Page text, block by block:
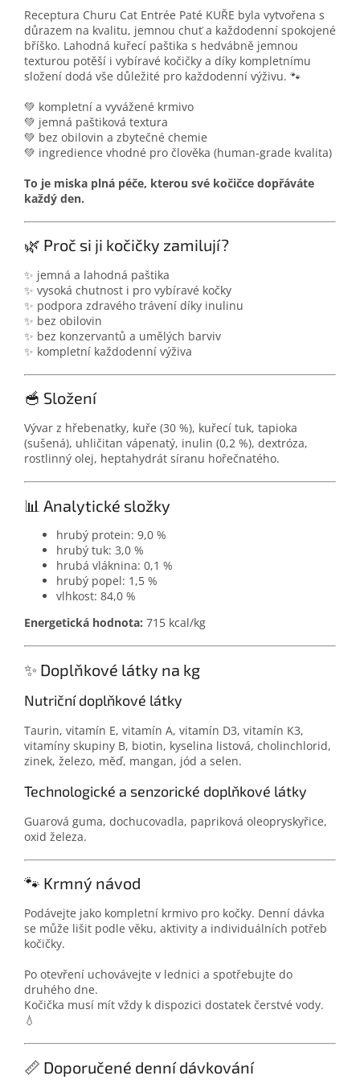
Receptura Churu Cat Entrée Paté KUŘE byla vytvořena s
důrazem na kvalitu, jemnou chuť a každodenní spokojené
bříško. Lahodná kuřecí paštika s hedvábně jemnou
texturou potěší i vybíravé kočičky a díky kompletnímu
složení dodá vše důležité pro každodenní výživu. 🐾
💚 kompletní a vyvážené krmivo
💚 jemná paštiková textura
💚 bez obilovin a zbytečné chemie
💚 ingredience vhodné pro člověka (human-grade kvalita)
To je miska plná péče, kterou své kočičce dopřáváte
každý den.
🌿 Proč si ji kočičky zamilují?
✨ jemná a lahodná paštika
✨ vysoká chutnost i pro vybíravé kočky
✨ podpora zdravého trávení díky inulinu
✨ bez obilovin
✨ bez konzervantů a umělých barviv
✨ kompletní každodenní výživa
🥣 Složení
Vývar z hřebenatky, kuře (30 %), kuřecí tuk, tapioka
(sušená), uhličitan vápenatý, inulin (0,2 %), dextróza,
rostlinný olej, heptahydrát síranu hořečnatého.
📊 Analytické složky
hrubý protein: 9,0 %
hrubý tuk: 3,0 %
hrubá vláknina: 0,1 %
hrubý popel: 1,5 %
vlhkost: 84,0 %
Energetická hodnota: 715 kcal/kg
✨ Doplňkové látky na kg
Nutriční doplňkové látky
Taurin, vitamín E, vitamín A, vitamín D3, vitamín K3,
vitamíny skupiny B, biotin, kyselina listová, cholinchlorid,
zinek, železo, měď, mangan, jód a selen.
Technologické a senzorické doplňkové látky
Guarová guma, dochucovadla, papriková oleopryskyřice,
oxid železa.
🐾 Krmný návod
Podávejte jako kompletní krmivo pro kočky. Denní dávka
se může lišit podle věku, aktivity a individuálních potřeb
kočičky.
Po otevření uchovávejte v lednici a spotřebujte do
druhého dne.
Kočička musí mít vždy k dispozici dostatek čerstvé vody.
💧
📏 Doporučené denní dávkování